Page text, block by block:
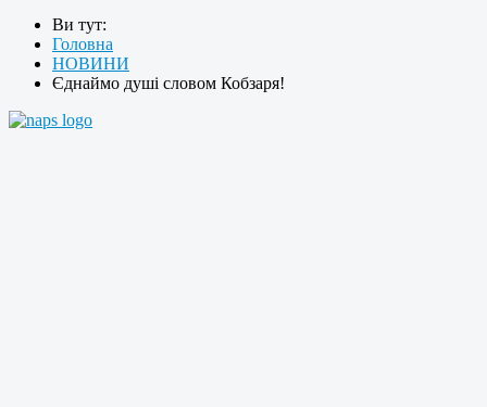
Ви тут:
Головна
НОВИНИ
Єднаймо душі словом Кобзаря!